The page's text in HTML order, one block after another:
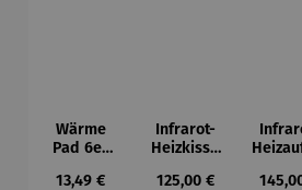
Wärme
Pad 6er
Wärmekis
Regulärer Preis:
13,49 €
Infrarot-
Heizkisse
Regulärer Preis:
125,00 €